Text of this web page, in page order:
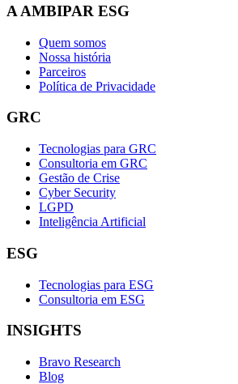
A AMBIPAR ESG
Quem somos
Nossa história
Parceiros
Política de Privacidade
GRC
Tecnologias para GRC
Consultoria em GRC
Gestão de Crise
Cyber Security
LGPD
Inteligência Artificial
ESG
Tecnologias para ESG
Consultoria em ESG
INSIGHTS
Bravo Research
Blog